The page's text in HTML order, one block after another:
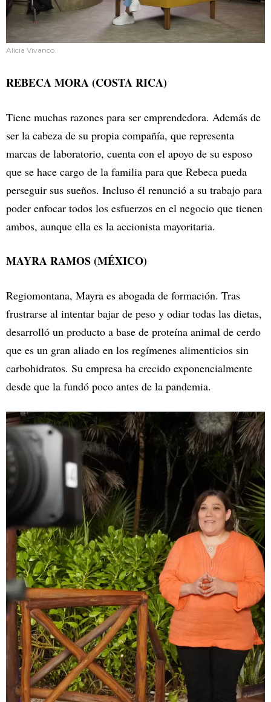
Alicia Vivanco.
REBECA MORA (COSTA RICA)
Tiene muchas razones para ser emprendedora. Además de
ser la cabeza de su propia compañía, que representa
marcas de laboratorio, cuenta con el apoyo de su esposo
que se hace cargo de la familia para que Rebeca pueda
perseguir sus sueños. Incluso él renunció a su trabajo para
poder enfocar todos los esfuerzos en el negocio que tienen
ambos, aunque ella es la accionista mayoritaria.
MAYRA RAMOS (MÉXICO)
Regiomontana, Mayra es abogada de formación. Tras
frustrarse al intentar bajar de peso y odiar todas las dietas,
desarrolló un producto a base de proteína animal de cerdo
que es un gran aliado en los regímenes alimenticios sin
carbohidratos. Su empresa ha crecido exponencialmente
desde que la fundó poco antes de la pandemia.